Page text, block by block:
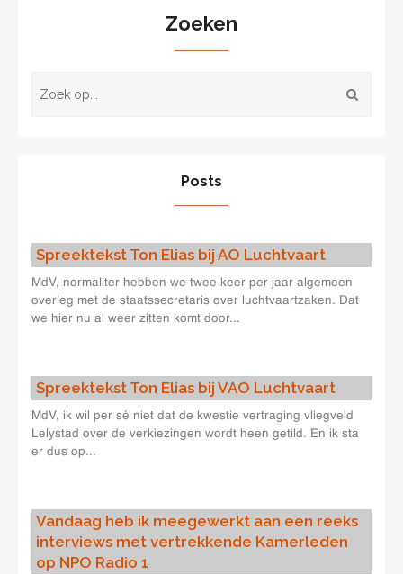
Zoeken
Posts
Spreektekst Ton Elias bij AO Luchtvaart
MdV, normaliter hebben we twee keer per jaar algemeen
overleg met de staatssecretaris over luchtvaartzaken. Dat
we hier nu al weer zitten komt door...
Spreektekst Ton Elias bij VAO Luchtvaart
MdV, ik wil per sé niet dat de kwestie vertraging vliegveld
Lelystad over de verkiezingen wordt heen getild. En ik sta
er dus op...
Vandaag heb ik meegewerkt aan een reeks
interviews met vertrekkende Kamerleden
op NPO Radio 1